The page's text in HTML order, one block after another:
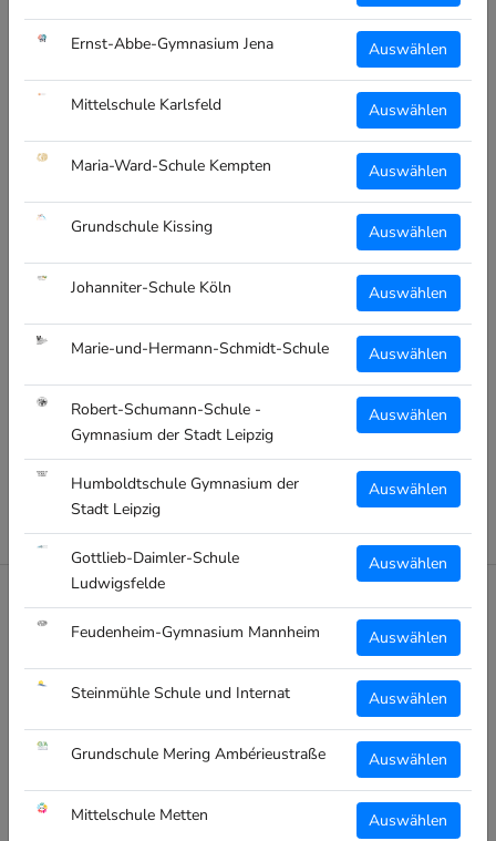
Ernst-Abbe-Gymnasium Jena Auswählen
Mittelschule Karlsfeld Auswählen
Maria-Ward-Schule Kempten Auswählen
Grundschule Kissing Auswählen
Johanniter-Schule Köln Auswählen
Marie-und-Hermann-Schmidt-Schule Auswählen
Robert-Schumann-Schule -
Gymnasium der Stadt Leipzig
Auswählen
Humboldtschule Gymnasium der
Stadt Leipzig
Auswählen
Gottlieb-Daimler-Schule
Ludwigsfelde
Auswählen
Feudenheim-Gymnasium Mannheim Auswählen
Steinmühle Schule und Internat Auswählen
Grundschule Mering Ambérieustraße Auswählen
Mittelschule Metten Auswählen
CT GYMBAG - WEISS - S
TARKE SCHULE O
CLIQUE PRESTIGE
BACKPACK - STARKE
SCHULE ODELZHAUSEN -
LOGO WEISS
€31,99
CLIQUE PRESTIGE
DUFFLEBAG -
SPORTTASCHE - STARKE
SCHULE ODELZHAUSEN -
€29,99
PERSONALISIERBAR
CLIQUE PRESTIGE
BRIEFCASE -
LAPTOPTASCHE - STARKE
SCHULE ODELZHAUSEN -
LOGO WEISS
€27,99
DEINE SCHULE - DEIN SCHULSHOP
Die individuelle Onlineshop-Lösung für deine Schule!
Personalisierbare Bekleidung oder bedruckte Artikel schon ab
einem Artikel!